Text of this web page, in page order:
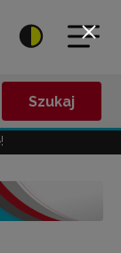
Szukaj